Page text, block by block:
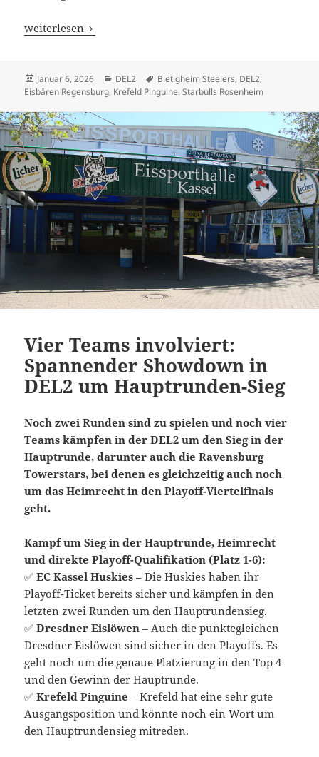
Starbulls Rosenheim dürfen Richtung DEL schielen
weiterlesen
Veröffentlicht
am
Januar 6, 2026 Kategorien
DEL2 Schlagwörter
Bietigheim Steelers, DEL2,
Eisbären Regensburg, Krefeld Pinguine,Starbulls Rosenheim
Vier Teams involviert:
Spannender Showdown in
DEL2 um Hauptrunden-Sieg
Noch zwei Runden sind zu spielen und noch vier
Teams kämpfen in der DEL2 um den Sieg in der
Hauptrunde, darunter auch die Ravensburg
Towerstars, bei denen es gleichzeitig auch noch
um das Heimrecht in den Playoff-Viertelfinals
geht.
Kampf um Sieg in der Hauptrunde, Heimrecht
und direkte Playoff-Qualifikation (Platz 1-6):
✅EC Kassel Huskies – Die Huskies haben ihr
Playoff-Ticket bereits sicher und kämpfen in den
letzten zwei Runden um den Hauptrundensieg.
✅Dresdner Eislöwen – Auch die punktegleichen
Dresdner Eislöwen sind sicher in den Playoffs. Es
geht noch um die genaue Platzierung in den Top 4
und den Gewinn der Hauptrunde.
✅Krefeld Pinguine – Krefeld hat eine sehr gute
Ausgangsposition und könnte noch ein Wort um
den Hauptrundensieg mitreden.